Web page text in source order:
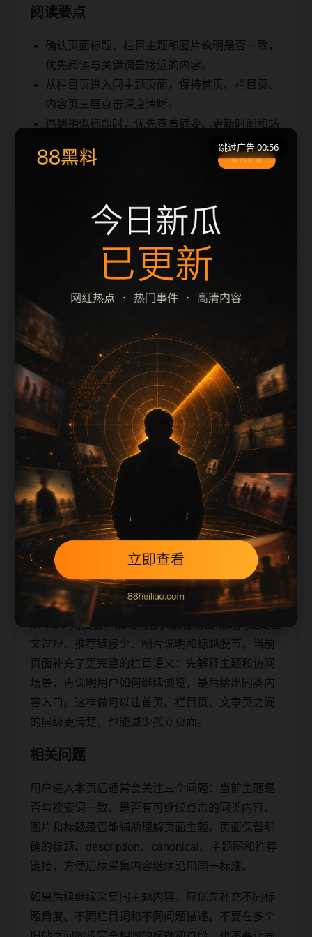
阅读要点
确认页面标题、栏目主题和图片说明是否一致，
优先阅读与关键词最接近的内容。
从栏目页进入同主题页面，保持首页、栏目页、
内容页三层点击深度清晰。
遇到相似标题时，优先查看摘要、更新时间和站
明星八卦最新进展更新脉络
明星八卦最新进展检索指南
上一篇
每日更新节奏
明星八卦最新进展更新脉络围绕zjbx补充搜索场
景、栏目入口、图片说明和站内推荐。采集和生成
内容时采用少量、持续、错峰的方式，不同站点使
用不同标题角度，降低站群内容高度重复的风险。
本页不是单独堆叠关键词，而是把主题摘要、阅读
顺序、相关问题和继续浏览入口放在同一页面，帮
助移动端用户减少反复搜索，也让栏目页、内容页
和 sitemap 之间形成稳定的抓取路径。
从 SEO 角度看，旧站内容页最容易出现的问题是正
文过短、推荐链接少、图片说明和标题脱节。当前
页面补充了更完整的栏目语义：先解释主题和访问
场景，再说明用户如何继续浏览，最后给出同类内
容入口。这样做可以让首页、栏目页、文章页之间
的层级更清楚，也能减少孤立页面。
相关问题
用户进入本页后通常会关注三个问题：当前主题是
否与搜索词一致、是否有可继续点击的同类内容、
图片和标题是否能辅助理解页面主题。页面保留明
确的标题、description、canonical、主题图和推荐
链接，方便后续采集内容继续沿用同一标准。
如果后续继续采集同主题内容，应优先补充不同标
题角度、不同栏目词和不同问题描述。不要在多个
跳过广告 00:56